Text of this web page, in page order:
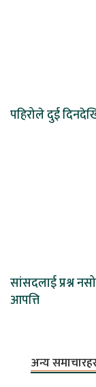
पहिरोले दुई
सांसदलाई प्रश्न
आपत्ति
अन्य